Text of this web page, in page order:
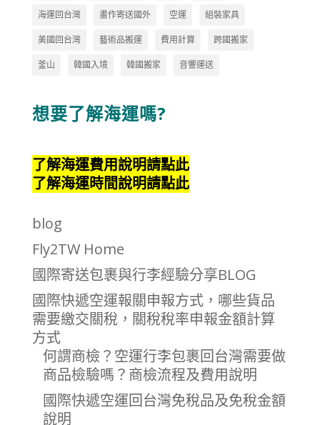
海運回台灣 畫作寄送國外 空運 組裝家具
美國回台灣 藝術品搬運 費用計算 跨國搬家
釜山 韓國入境 韓國搬家 音響運送
想要了解海運嗎?
了解海運費用說明請點此
了解海運時間說明請點此
blog
Fly2TW Home
國際寄送包裹與行李經驗分享BLOG
國際快遞空運報關申報方式，哪些貨品
需要繳交關稅，關稅稅率申報金額計算
方式
何謂商檢？空運行李包裹回台灣需要做
商品檢驗嗎？商檢流程及費用說明
國際快遞空運回台灣免稅品及免稅金額
說明